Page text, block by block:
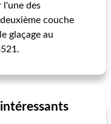
l'une des
couche
glaçage au